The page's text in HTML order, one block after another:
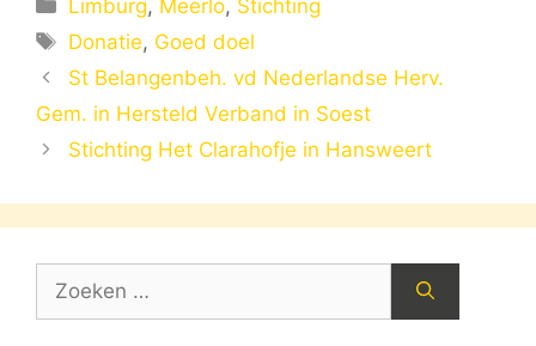
Limburg, Meerlo, Stichting
Tags
Donatie, Goed doel
St Belangenbeh. vd Nederlandse Herv.
Gem. in Hersteld Verband in Soest
Stichting Het Clarahofje in Hansweert
naar: